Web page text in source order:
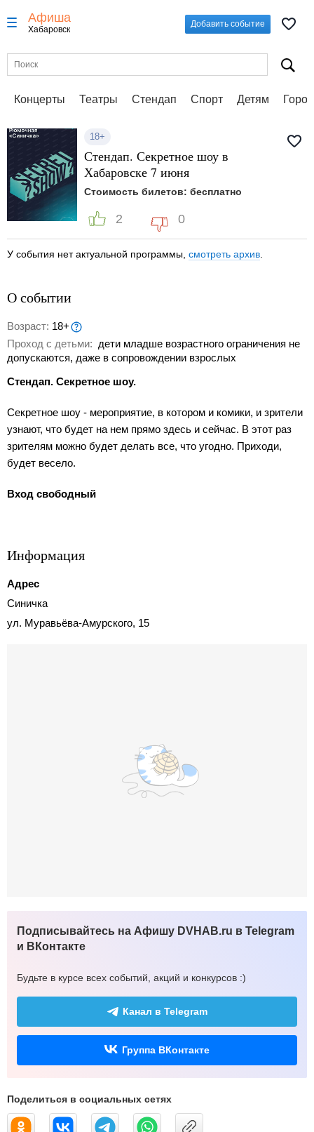
Афиша
Хабаровск
Добавить событие
Концерты Театры Стендап Спорт Детям
18+
Стендап. Секретное шоу в
Хабаровске 7 июня
Стоимость билетов: бесплатно
2 0
У события нет актуальной программы, смотреть архив
О событии
Возраст: 18+
Проход с детьми: дети младше возрастного ограничения не
допускаются, даже в сопровождении взрослых
Стендап. Секретное шоу.
Секретное шоу - мероприятие, в котором и комики, и зрители
узнают, что будет на нем прямо здесь и сейчас. В этот раз
зрителям можно будет делать все, что угодно. Приходи,
будет весело.
Вход свободный
Информация
Адрес
Синичка
ул. Муравьёва-Амурского, 15
Подписывайтесь на Афишу DVHAB.ru в Telegram
и ВКонтакте
Будьте в курсе всех событий, акций и конкурсов :)
Канал в Telegram
Группа ВКонтакте
Поделиться в социальных сетях